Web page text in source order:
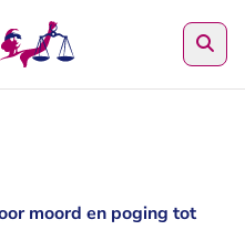
moord en poging tot